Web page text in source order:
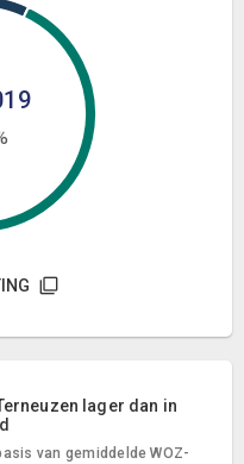
lager dan in
van gemiddelde WOZ-